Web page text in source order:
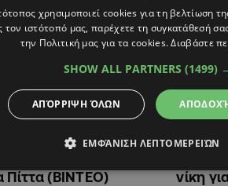
Πίττα (ΒΙΝΤΕΟ)
12.02.2024
νίκη
χρησιμοποιεί cookies για τη βελτίωση
τον ιστότοπό μας, παρέχετε τη συγκατάθεσή
την Πολιτική μας για τα cookies.Διαβάστε
SHOW ALL PARTNERS (1499)
ΑΠΌΡΡΙΨΗ ΌΛΩΝ
ΕΜΦΆΝΙΣΗ ΛΕΠΤΟΜΕΡΕΙΏΝ